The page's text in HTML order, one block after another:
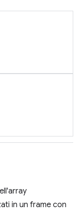
in un frame con